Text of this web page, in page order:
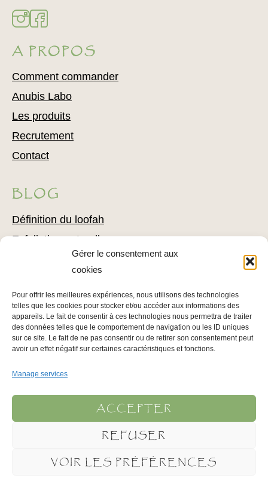
Gérer le consentement aux
cookies
Pour offrir les meilleures expériences, nous utilisons des technologies
telles que les cookies pour stocker et/ou accéder aux informations des
appareils. Le fait de consentir à ces technologies nous permettra de traiter
des données telles que le comportement de navigation ou les ID uniques
sur ce site. Le fait de ne pas consentir ou de retirer son consentement peut
avoir un effet négatif sur certaines caractéristiques et fonctions.
Manage services
ACCEPTER
REFUSER
VOIR LES PRÉFÉRENCES
A PROPOS
Comment commander
Anubis Labo
Les produits
Recrutement
Contact
BLOG
Définition du loofah
Exfoliation naturelle
Comment utiliser du loofah
Conseils pour l’épilation
Conseils pour soigner votre épiderme
INFOS LÉGALES
Politique de confidentialité
Conditions Générales d’Utilisation